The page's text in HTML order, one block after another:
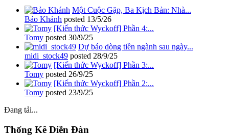
Một Cuộc Gặp, Ba Kịch Bản: Nhà...
Bảo Khánh posted 13/5/26
[Kiến thức Wyckoff] Phần 4:...
Tomy posted 30/9/25
Dự báo dòng tiền ngành sau ngày...
midi_stock49 posted 28/9/25
[Kiến thức Wyckoff] Phần 3:...
Tomy posted 26/9/25
[Kiến thức Wyckoff] Phần 2:...
Tomy posted 23/9/25
Đang tải...
Thống Kê Diễn Đàn